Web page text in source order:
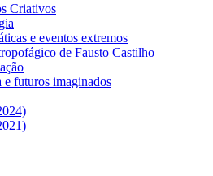
Criativos
e eventos extremos
de Fausto Castilho
futuros imaginados